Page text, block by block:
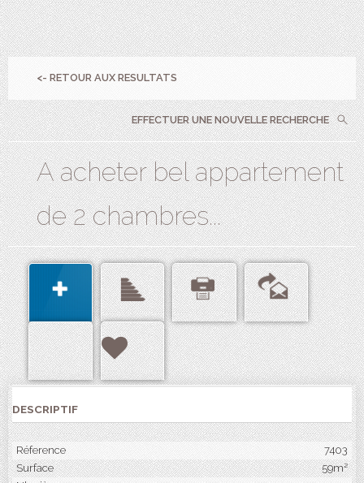
<- RETOUR AUX RESULTATS
EFFECTUER UNE NOUVELLE RECHERCHE
A acheter bel appartement
de 2 chambres...
DESCRIPTIF
Réference
7403
Surface
59m²